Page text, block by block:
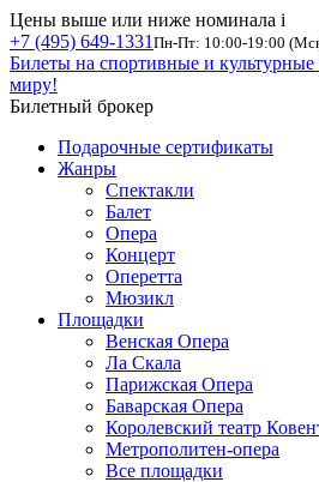
Цены выше или ниже номинала i
+7 (495) 649-1331 Пн-Пт: 10:00-19:00
Билеты на спортивные и
миру!
Билетный брокер
Подарочные сертификаты
Жанры
Спектакли
Балет
Опера
Концерт
Оперетта
Мюзикл
Площадки
Венская Опера
Ла Скала
Парижская Опера
Баварская Опера
Королевский театр
Метрополитен-опера
Все площадки